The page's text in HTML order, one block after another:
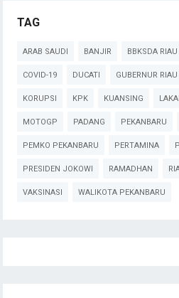
TAG
ARAB SAUDI BANJIR BBKSDA RIAU
COVID-19 DUCATI GUBERNUR RIAU
KORUPSI KPK KUANSING
MOTOGP PADANG PEKANBARU
PEMKO PEKANBARU PERTAMINA
PRESIDEN JOKOWI RAMADHAN
VAKSINASI WALIKOTA PEKANBARU